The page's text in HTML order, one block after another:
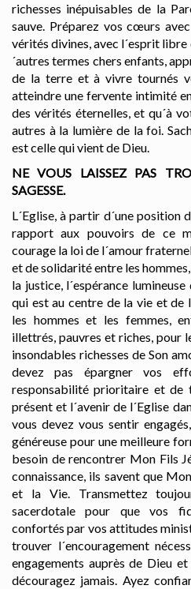
richesses inépuisables de la
sauve. Préparez vos cœurs
vérités divines, avec l´esprit
´autres termes chers enfants,
de la terre et à vivre tournés
atteindre une fervente intimité
des vérités éternelles, et qu´à
autres à la lumière de la foi.
est celle qui vient de Dieu.
NE VOUS LAISSEZ PAS
SAGESSE.
L´Eglise, à partir d´une
rapport aux pouvoirs de ce
courage la loi de l´amour
et de solidarité entre les
la justice, l´espérance
qui est au centre de la vie et de
les hommes et les femmes,
illettrés, pauvres et riches, pour
insondables richesses de Son
devez pas épargner vos
responsabilité prioritaire et de
présent et l´avenir de l´Eglise
vous devez vous sentir
généreuse pour une meilleure
besoin de rencontrer Mon Fils
connaissance, ils savent que
et la Vie. Transmettez
sacerdotale pour que vos
confortés par vos attitudes
trouver l´encouragement
engagements auprès de Dieu
découragez jamais. Ayez